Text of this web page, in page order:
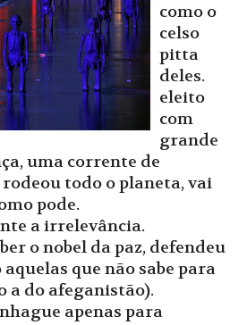
como o
celso
pitta
deles.
eleito
com
grande
uma corrente de
todo o planeta, vai
pode.
a irrelevância.
o nobel da paz, defendeu
que não sabe para
a do afeganistão).
apenas para